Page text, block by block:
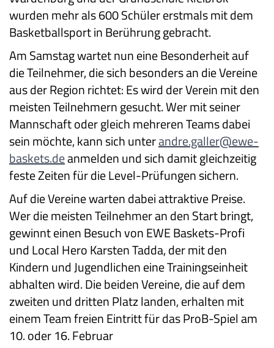
wurden mehr als 600 Schüler erstmals mit dem
Basketballsport in Berührung gebracht.
Am Samstag wartet nun eine Besonderheit auf
die Teilnehmer, die sich besonders an die Vereine
aus der Region richtet: Es wird der Verein mit den
meisten Teilnehmern gesucht. Wer mit seiner
Mannschaft oder gleich mehreren Teams dabei
sein möchte, kann sich unterandre.galler@ewe-
baskets.deanmelden und sich damit gleichzeitig
feste Zeiten für die Level-Prüfungen sichern.
Auf die Vereine warten dabei attraktive Preise.
Wer die meisten Teilnehmer an den Start bringt,
gewinnt einen Besuch von EWE Baskets-Profi
und Local Hero Karsten Tadda, der mit den
Kindern und Jugendlichen eine Trainingseinheit
abhalten wird. Die beiden Vereine, die auf dem
zweiten und dritten Platz landen, erhalten mit
einem Team freien Eintritt für das ProB-Spiel am
10. oder 16. Februar